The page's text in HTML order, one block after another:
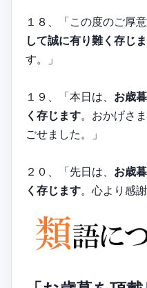
１８、「この度のご厚意
して誠に有り難く存じ
す。」
１９、「本日は、 お歳
く存じます。おかげさ
ごせました。」
２０、「先日は、 お歳
く存じます。心より感